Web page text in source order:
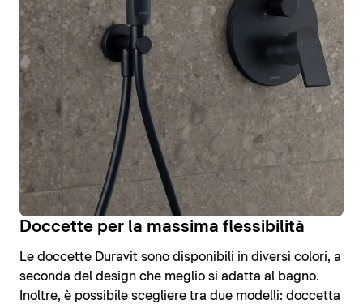
Doccette per la massima flessibilità
Le doccette Duravit sono disponibili in diversi colori, a
seconda del design che meglio si adatta al bagno.
Inoltre, è possibile scegliere tra due modelli: doccetta